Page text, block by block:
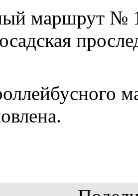
маршрут №